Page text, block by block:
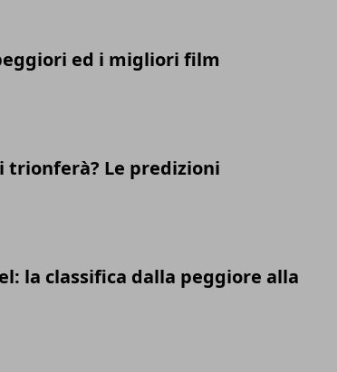
ed i migliori film
trionferà? Le predizioni
la classifica dalla peggiore alla